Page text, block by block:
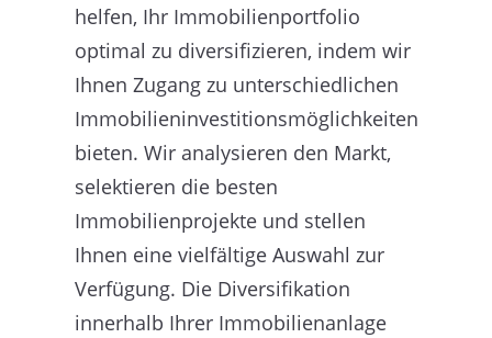
helfen, Ihr Immobilienportfolio
optimal zu diversifizieren, indem wir
Ihnen Zugang zu unterschiedlichen
Immobilieninvestitionsmöglichkeiten
bieten. Wir analysieren den Markt,
selektieren die besten
Immobilienprojekte und stellen
Ihnen eine vielfältige Auswahl zur
Verfügung. Die Diversifikation
innerhalb Ihrer Immobilienanlage